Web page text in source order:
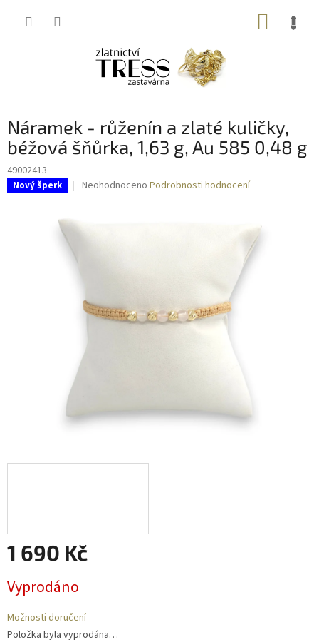
Náramek - růženín a zlaté kuličky,
béžová šňůrka, 1,63 g, Au 585 0,48 g
49002413
Nový šperk
Průměrné
je
Neohodnoceno Podrobnosti hodnocení
1 690 Kč
cena:
Vyprodáno
Možnosti doručení
Položka byla vyprodána…